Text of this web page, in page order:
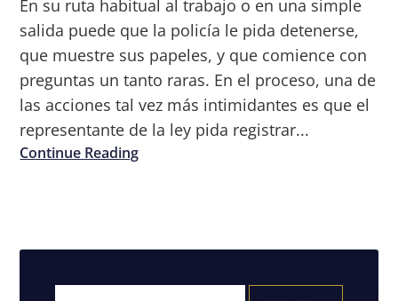
En su ruta habitual al trabajo o en una simple
salida puede que la policía le pida detenerse,
que muestre sus papeles, y que comience con
preguntas un tanto raras. En el proceso, una de
las acciones tal vez más intimidantes es que el
representante de la ley pida registrar...
Continue Reading